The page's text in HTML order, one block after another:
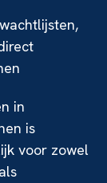
in
is
voor zowel